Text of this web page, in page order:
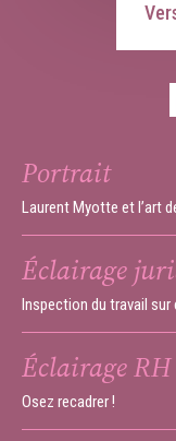
Portrait
Laurent Myotte et l’art
Éclairage
Inspection du travail
Éclairage RH
Osez recadrer !